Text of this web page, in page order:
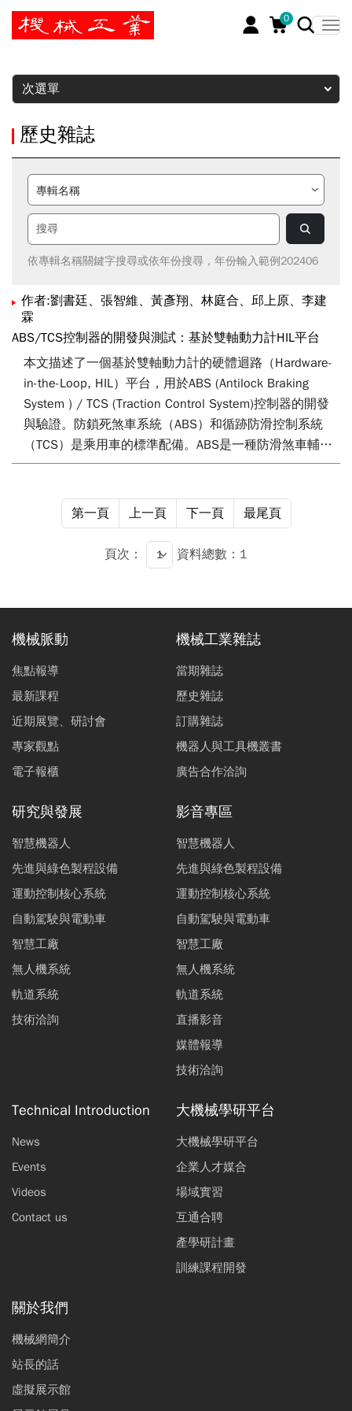
0
暫停
次選單
歷史雜誌
依專輯名稱關鍵字搜尋或依年份搜尋，年份輸入範例202406
作者:劉書廷、張智維、黃彥翔、林庭合、邱上原、李建
霖
ABS/TCS控制器的開發與測試：基於雙軸動力計HIL平台
本文描述了一個基於雙軸動力計的硬體迴路（Hardware-
in-the-Loop, HIL）平台，用於ABS (Antilock Braking
System ) / TCS (Traction Control System)控制器的開發
與驗證。防鎖死煞車系統（ABS）和循跡防滑控制系統
（TCS）是乘用車的標準配備。ABS是一種防滑煞車輔助
系統，透過防止在煞車過程中車輪鎖死來提高安全性。
滑，特別是對失去路面抓地力的車輪進行調整。此HIL即
時平台基於dSPACE車輛模型和模擬環境，並由實際驅動
馬達、液壓煞車系統和Chroma雙軸動力計測試平台組
成，能提供比單軸動力計平台更真實和複雜的測試條件。
兩個動力計軸上。此外，該HIL系統還可以評估ABS/TCS
控制器的控制邏輯和性能表現。
第一頁 上一頁 下一頁 最尾頁
頁次： 資料總數：1
機械脈動
焦點報導
最新課程
近期展覽、研討會
專家觀點
電子報櫃
機械工業雜誌
當期雜誌
歷史雜誌
訂購雜誌
機器人與工具機叢書
廣告合作洽詢
研究與發展
智慧機器人
先進與綠色製程設備
運動控制核心系統
自動駕駛與電動車
智慧工廠
無人機系統
軌道系統
技術洽詢
影音專區
智慧機器人
先進與綠色製程設備
運動控制核心系統
自動駕駛與電動車
智慧工廠
無人機系統
軌道系統
直播影音
媒體報導
技術洽詢
Technical Introduction
News
Events
Videos
Contact us
大機械學研平台
大機械學研平台
企業人才媒合
場域實習
互通合聘
產學研計畫
訓練課程開發
關於我們
機械網簡介
站長的話
虛擬展示館